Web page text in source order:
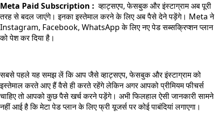
Meta Paid Subscription : व्हाट्सएप, फेसबुक और इंस्टाग्राम अब पूरी
तरह से बदल जाएंगे। इनका इस्तेमाल करने के लिए अब पैसे देने पड़ेंगे। Meta ने
Instagram, Facebook, WhatsApp के लिए नए पेड सब्सक्रिप्शन प्लान
को पेश कर दिया है।
सबसे पहले यह समझ लें कि आप जैसे व्हाट्सएप, फेसबुक और इंस्टाग्राम को
इस्तेमाल करते आए हैं वैसे ही करते रहेंगे लेकिन अगर आपको प्रीमियम फीचर्स
चाहिए तो आपको कुछ पैसे खर्च करने पड़ेंगे। अभी फिलहाल ऐसी जानकारी सामने
नहीं आई है कि मेटा पेड प्लान के लिए फ्री यूजर्स पर कोई पाबंदियां लगाएगा।